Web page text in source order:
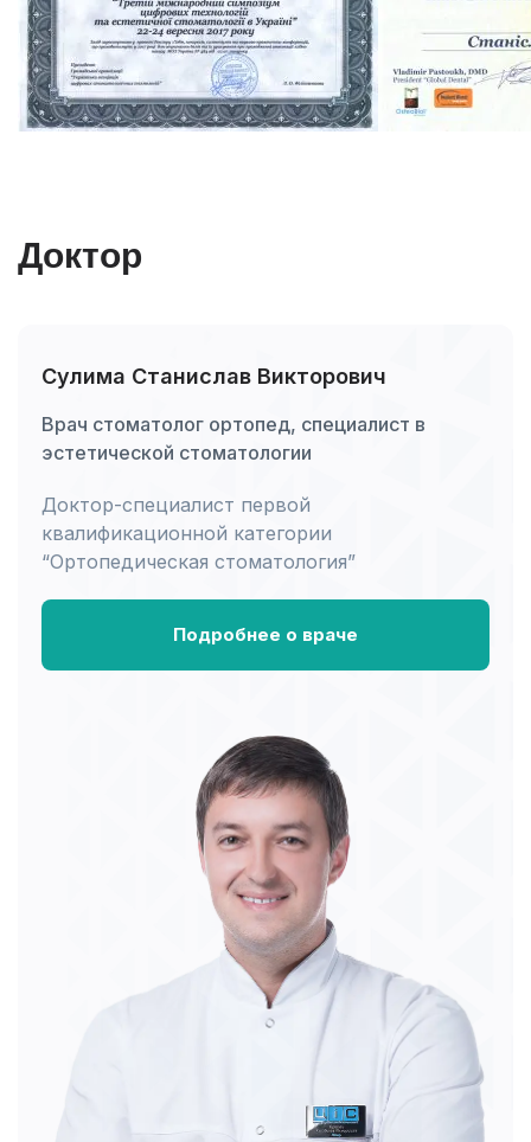
Доктор
Сулима Станислав Викторович
Врач стоматолог ортопед, специалист в
эстетической стоматологии
Доктор-специалист первой
квалификационной категории
“Ортопедическая стоматология”
Подробнее о враче